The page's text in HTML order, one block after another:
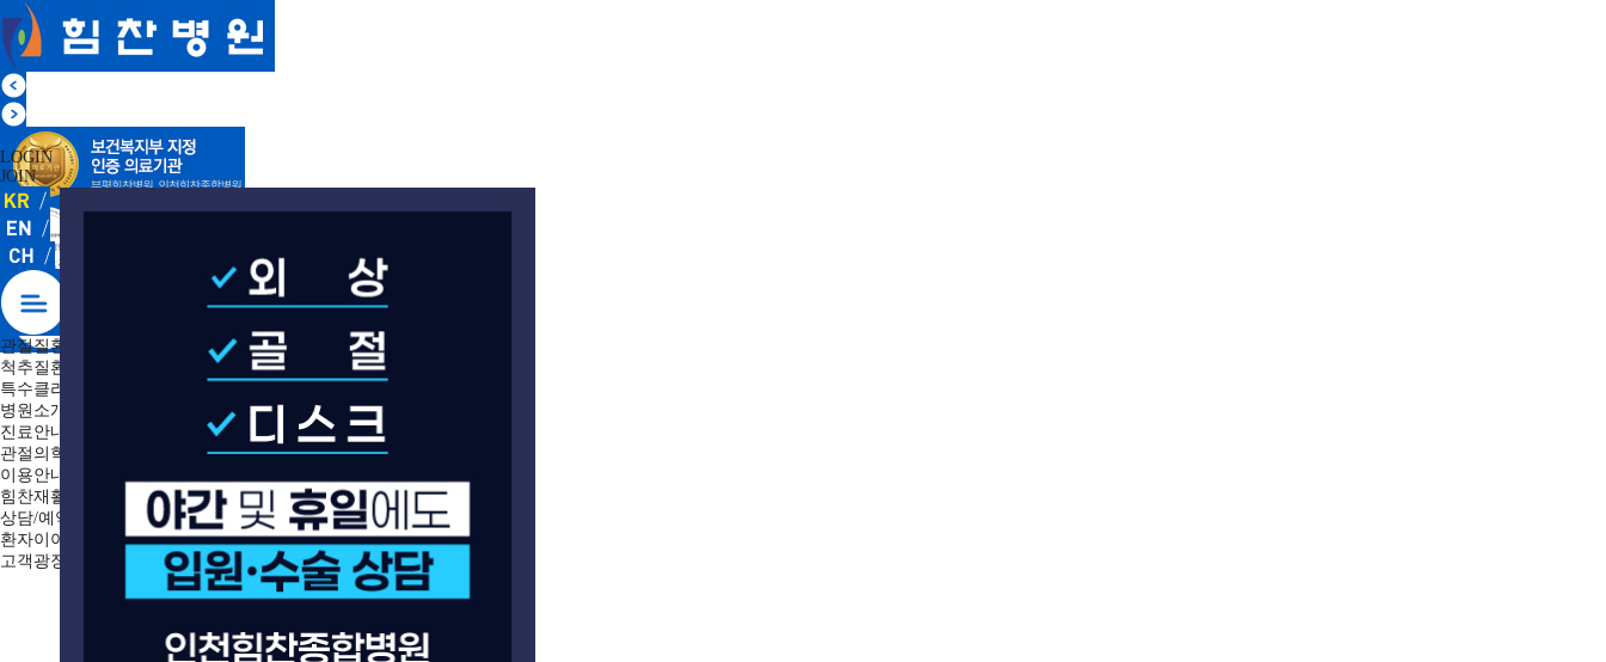
LOGIN
JOIN
관절질환
척추질환
특수클리닉
병원소개
진료안내
관절의학연구소
이용안내
힘찬재활
상담/예약
환자이야기
고객광장